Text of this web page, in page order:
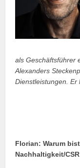
als Geschäftsführer
Alexanders
Dienstleistungen. Er
Florian:Warum
Nachhaltigkeit/